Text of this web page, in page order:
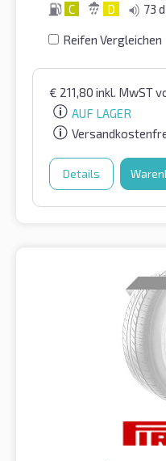
C D 73
Reifen Vergleichen
€ 211,80 inkl. MwST
AUF LAGER
Details